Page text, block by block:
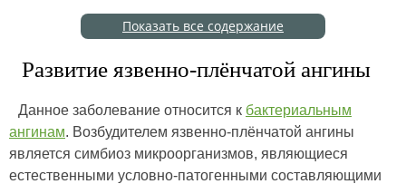
Показать все содержание
Развитие язвенно-плёнчатой ангины
Данное заболевание относится к бактериальным
ангинам. Возбудителем язвенно-плёнчатой ангины
является симбиоз микроорганизмов, являющиеся
естественными условно-патогенными составляющими